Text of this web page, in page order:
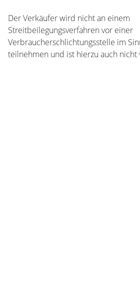
Der Verkäufer wird nicht an einem
Streitbeilegungsverfahren vor einer
Verbraucherschlichtungsstelle im
teilnehmen und ist hierzu auch nicht